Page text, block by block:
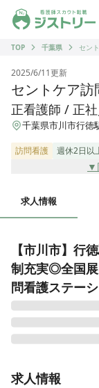
ジストリー 看護
TOP
千葉県 セン
2025/6/11更新
セントケア
正看護師 / 正社
千葉県市川市行徳
訪問看護 週休2日以
▼
求人情報
【市川市】行
制充実◎全国
問看護ステー
人材を送れるお
求人情報